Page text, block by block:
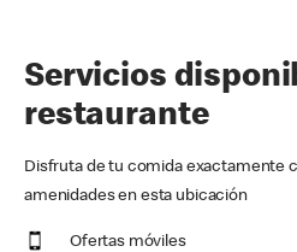
Servicios
restaurante
Disfruta de tu comida exactamente
amenidades en esta ubicación
Ofertas móviles